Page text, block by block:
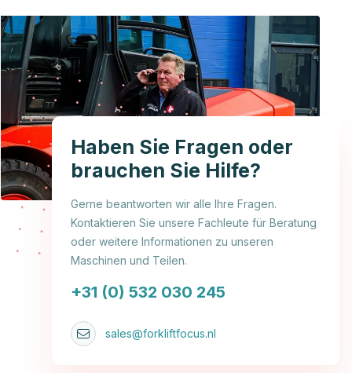
Haben Sie Fragen oder
brauchen Sie Hilfe?
Gerne beantworten wir alle Ihre Fragen.
Kontaktieren Sie unsere Fachleute für Beratung
oder weitere Informationen zu unseren
Maschinen und Teilen.
+31 (0) 532 030 245
sales@forkliftfocus.nl